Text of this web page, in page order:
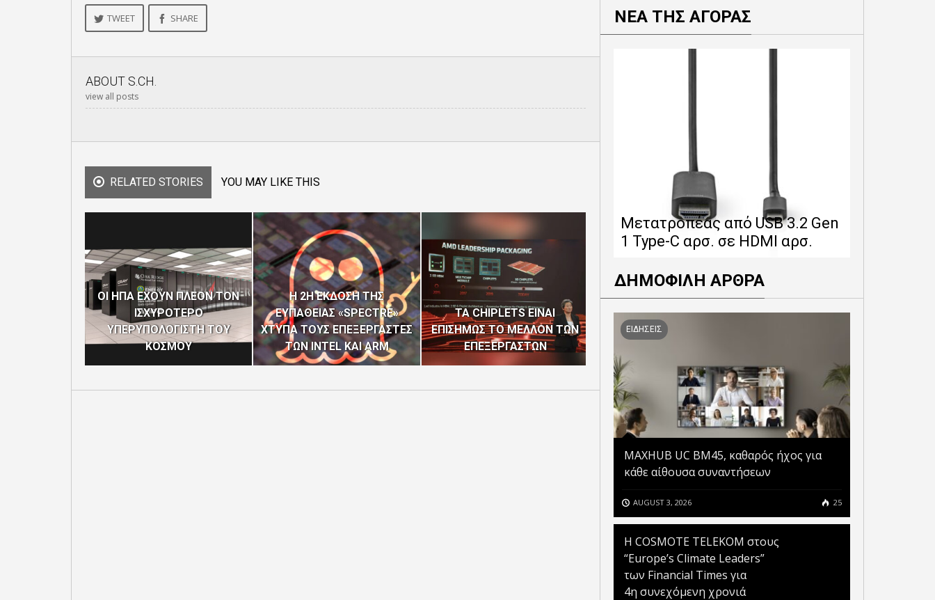
TWEET SHARE
ABOUT S.CH.
view all posts
RELATED STORIES YOU MAY LIKE THIS
ΟΙ ΗΠΑ ΕΧΟΥΝ ΠΛΕΟΝ ΤΟΝ
ΙΣΧΥΡΟΤΕΡΟ
ΥΠΕΡΥΠΟΛΟΓΙΣΤΗ ΤΟΥ
ΚΟΣΜΟΥ
Η 2Η ΕΚΔΟΣΗ ΤΗΣ
ΕΥΠΑΘΕΙΑΣ «SPECTRE»
ΧΤΥΠΑ ΤΟΥΣ ΕΠΕΞΕΡΓΑΣΤΕΣ
ΤΩΝ INTEL ΚΑΙ ARM
ΤΑ CHIPLETS ΕΙΝΑΙ
ΕΠΙΣΗΜΩΣ ΤΟ ΜΕΛΛΟΝ ΤΩΝ
ΕΠΕΞΕΡΓΑΣΤΩΝ
INTEL: Ο CORE I9 ΕΙΝΑΙ
ΙΣΧΥΡΟΤΕΡΟΣ ΑΠΟ ΤΟΝ
LAKE-S ΤΗΣ INTEL
ΕΝΔΕΧΕΤΑΙ ΝΑ
ΝΕΑ ΤΗΣ ΑΓΟΡΑΣ
Μετατροπέας από USB 3.2 Gen
1 Type-C αρσ. σε HDMI αρσ.
ΔΗΜΟΦΙΛΗ ΑΡΘΡΑ
ΕΙΔΗΣΕΙΣ
MAXHUB UC BM45, καθαρός ήχος για
κάθε αίθουσα συναντήσεων
AUGUST 3, 2026 25
Η COSMOTE TELEKOM στους
“Europe’s Climate Leaders”
των Financial Times για
4η συνεχόμενη χρονιά